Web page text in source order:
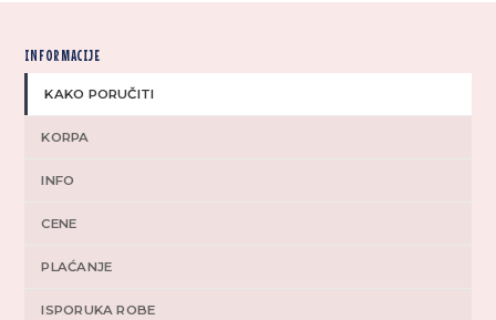
INFORMACIJE
KAKO PORUČITI
KORPA
INFO
CENE
PLAĆANJE
ISPORUKA ROBE